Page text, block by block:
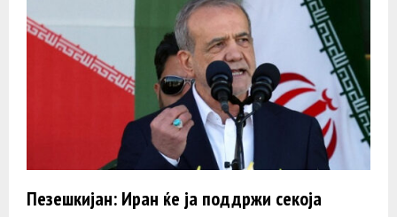
Пезешкијан: Иран ќе ја поддржи секоја